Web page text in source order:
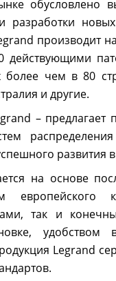
обусловлено
разработки
производит
действующими
более чем в 80
и другие.
–
развития
на основе
так и
Legrand